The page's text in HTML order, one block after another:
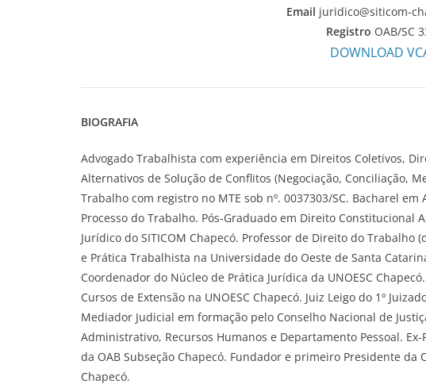
Email juridico@siticom-
Registro OAB/SC
DOWNLOAD
BIOGRAFIA
Advogado Trabalhista com experiência em Direitos Coletivos,
Alternativos de Solução de Conflitos (Negociação, Conciliação,
Trabalho com registro no MTE sob nº. 0037303/SC. Bacharel
Processo do Trabalho. Pós-Graduado em Direito Constitucional
Jurídico do SITICOM Chapecó. Professor de Direito do
e Prática Trabalhista na Universidade do Oeste de Santa
Coordenador do Núcleo de Prática Jurídica da UNOESC
Cursos de Extensão na UNOESC Chapecó. Juiz Leigo do 1º
Mediador Judicial em formação pelo Conselho Nacional de
Administrativo, Recursos Humanos e Departamento Pessoal.
da OAB Subseção Chapecó. Fundador e primeiro Presidente da
Chapecó.